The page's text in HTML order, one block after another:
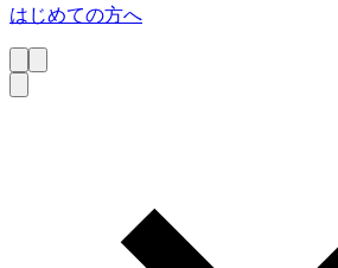
はじめての方へ